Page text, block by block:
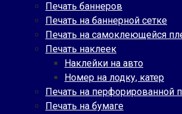
Печать баннеров
Печать на баннерной сетке
Печать на самоклеющейся
Печать наклеек
Наклейки на авто
Номер на лодку, катер
Печать на перфорированной
Печать на бумаге